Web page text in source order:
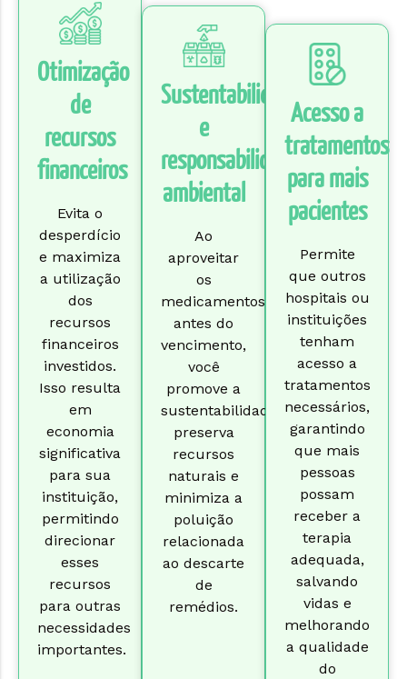
Otimização
de
recursos
financeiros
Evita o
desperdício
e maximiza
a utilização
dos
recursos
financeiros
investidos.
Isso resulta
em
economia
significativa
para sua
instituição,
permitindo
direcionar
esses
recursos
para outras
necessidades
importantes.
Sustentabilidade
e
responsabilidade
ambiental
Ao
aproveitar
os
medicamentos
antes do
vencimento,
você
promove a
sustentabilidade,
preserva
recursos
naturais e
minimiza a
poluição
relacionada
ao descarte
de
remédios.
Acesso a
tratamentos
para mais
pacientes
Permite
que outros
hospitais ou
instituições
tenham
acesso a
tratamentos
necessários,
garantindo
que mais
pessoas
possam
receber a
terapia
adequada,
salvando
vidas e
melhorando
a qualidade
do